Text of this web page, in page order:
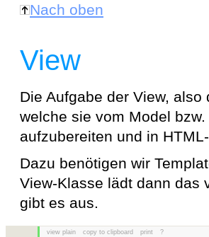
Nach oben
View
Die Aufgabe der View,
welche sie vom Model
aufzubereiten und in
Dazu benötigen wir
View-Klasse lädt dann das
gibt es aus.
view plain copy to clipboard print ?